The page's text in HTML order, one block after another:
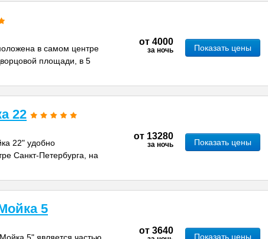
в самом центре
площади, в 5
от 4000
за ночь Показать цены
22
22" удобно
Санкт-Петербурга, на
от 13280
за ночь Показать цены
5
от 3640
Показать цены